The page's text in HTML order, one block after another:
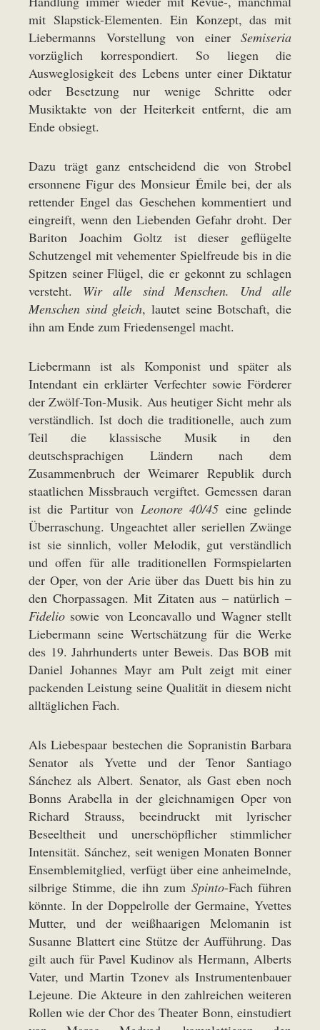
mit Slapstick-Elementen. Ein Konzept, das mit
Liebermanns Vorstellung von einer Semiseria
vorzüglich korrespondiert. So liegen die
Ausweglosigkeit des Lebens unter einer Diktatur
oder Besetzung nur wenige Schritte oder
Musiktakte von der Heiterkeit entfernt, die am
Ende obsiegt.
Dazu trägt ganz entscheidend die von Strobel
ersonnene Figur des Monsieur Émile bei, der als
rettender Engel das Geschehen kommentiert und
eingreift, wenn den Liebenden Gefahr droht. Der
Bariton Joachim Goltz ist dieser geflügelte
Schutzengel mit vehementer Spielfreude bis in die
Spitzen seiner Flügel, die er gekonnt zu schlagen
versteht. Wir alle sind Menschen. Und alle
Menschen sind gleich, lautet seine Botschaft, die
ihn am Ende zum Friedensengel macht.
Liebermann ist als Komponist und später als
Intendant ein erklärter Verfechter sowie Förderer
der Zwölf-Ton-Musik. Aus heutiger Sicht mehr als
verständlich. Ist doch die traditionelle, auch zum
Teil die klassische Musik in den
deutschsprachigen Ländern nach dem
Zusammenbruch der Weimarer Republik durch
staatlichen Missbrauch vergiftet. Gemessen daran
ist die Partitur von Leonore 40/45 eine gelinde
Überraschung. Ungeachtet aller seriellen Zwänge
ist sie sinnlich, voller Melodik, gut verständlich
und offen für alle traditionellen Formspielarten
der Oper, von der Arie über das Duett bis hin zu
den Chorpassagen. Mit Zitaten aus – natürlich –
Fidelio sowie von Leoncavallo und Wagner stellt
Liebermann seine Wertschätzung für die Werke
des 19. Jahrhunderts unter Beweis. Das BOB mit
Daniel Johannes Mayr am Pult zeigt mit einer
packenden Leistung seine Qualität in diesem nicht
alltäglichen Fach.
Als Liebespaar bestechen die Sopranistin Barbara
Senator als Yvette und der Tenor Santiago
Sánchez als Albert. Senator, als Gast eben noch
Bonns Arabella in der gleichnamigen Oper von
Richard Strauss, beeindruckt mit lyrischer
Beseeltheit und unerschöpflicher stimmlicher
Intensität. Sánchez, seit wenigen Monaten Bonner
Ensemblemitglied, verfügt über eine anheimelnde,
silbrige Stimme, die ihn zum Spinto-Fach führen
könnte. In der Doppelrolle der Germaine, Yvettes
Mutter, und der weißhaarigen Melomanin ist
Susanne Blattert eine Stütze der Aufführung. Das
gilt auch für Pavel Kudinov als Hermann, Alberts
Vater, und Martin Tzonev als Instrumentenbauer
Lejeune. Die Akteure in den zahlreichen weiteren
Rollen wie der Chor des Theater Bonn, einstudiert